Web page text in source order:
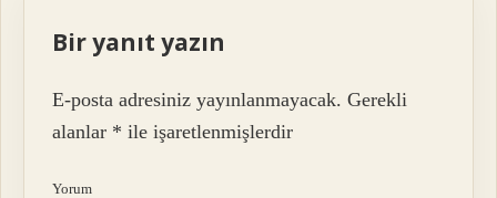
Bir yanıt yazın
E-posta adresiniz yayınlanmayacak. Gerekli
alanlar * ile işaretlenmişlerdir
Yorum